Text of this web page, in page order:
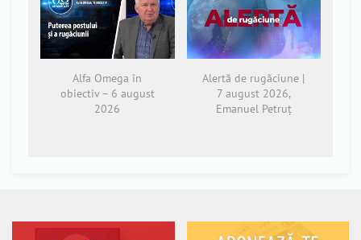
Alfa Omega în
obiectiv – 6 august
2026
Alertă de rugăciune |
7 august 2026,
Emanuel Petruț